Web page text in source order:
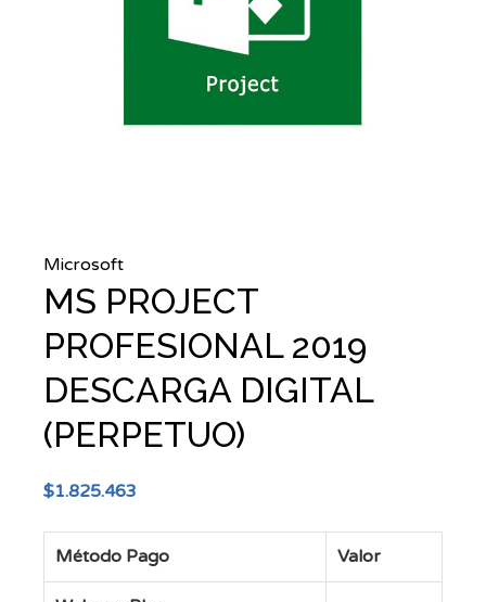
Microsoft
MS PROJECT
PROFESIONAL 2019
DESCARGA DIGITAL
(PERPETUO)
$1.825.463
Método Pago Valor